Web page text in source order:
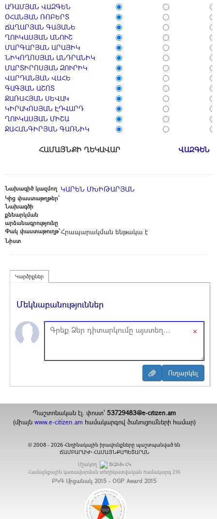
ԱԴԱՄՅԱՆ ՎԱԶԳԵՆ
ՕՀԱՆՅԱՆ ՌՈԲԵՐՏ
ՃԱՂԱՐՅԱՆ ԳԱՅԱՆԵ
ՂՈՒԿԱՍՅԱՆ ԱՆՈՒՇ
ՄԱՐԳԱՐՅԱՆ ԱՐԱՅԻԿ
ՆԻԿՈՂՈՍՅԱՆ ԱՆԴՐԱՆԻԿ
ՄԱՐՏԻՐՈՍՅԱՆ ԶՈՒՐԻԿ
ՎԱՐԴԱՆՅԱՆ ՎԱՀԵ
ԳԱԳՅԱՆ ԱՇՈՏ
ՋԱՌԱՀՅԱՆ ՍԵՎԱԿ
ԿԻՐԱԿՈՍՅԱՆ ԷԴՎԱՐԴ
ՂՈՒԿԱՍՅԱՆ ՄԻՇԱ
ՋԱՀԱՆԳԻՐՅԱՆ ԳԱՌՆԻԿ
ՀԱՄԱՅՆՔԻ ՂԵԿԱՎԱՐ ՎԱԶԳԵՆ
Նախագիծ կազմող ԿԱՐԵՆ ՄԽԻԹԱՐՅԱՆ
Կից փաստաթղթեր՝
Նախագծի
քննարկման
արձանագրությունը
Փակ փաստաթուղթ՝Հրապարակման ենթակա է
Նիստ
Կարծիքներ
Մեկնաբանություններ
×
Պաշտոնական էլ. փոստ`53729483@e-citizen.am
(միայն www.e-citizen.am համակարգով ծանուցումների համար)
© 2008 -2026 Հեղինակային իրավունքները պաշտպանված են
ՃԱՄԲԱՐԱԿԻ ՀԱՄԱՅՆՔԱՊԵՏԱՐԱՆ
Մշակող
ՏՀԶՎԿ ՀԿ
Համայնքային կառավարման տեղեկատվական համակարգ 216
ԲԿԳ Մրցանակ 2015 - OGP Award 2015